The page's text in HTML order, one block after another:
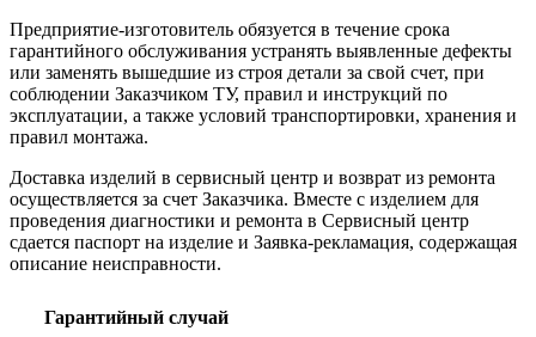
Предприятие-изготовитель обязуется в течение срока
гарантийного обслуживания устранять выявленные дефекты
или заменять вышедшие из строя детали за свой счет, при
соблюдении Заказчиком ТУ, правил и инструкций по
эксплуатации, а также условий транспортировки, хранения и
правил монтажа.
Доставка изделий в сервисный центр и возврат из ремонта
осуществляется за счет Заказчика. Вместе с изделием для
проведения диагностики и ремонта в Сервисный центр
сдается паспорт на изделие и Заявка-рекламация, содержащая
описание неисправности.
Гарантийный случай